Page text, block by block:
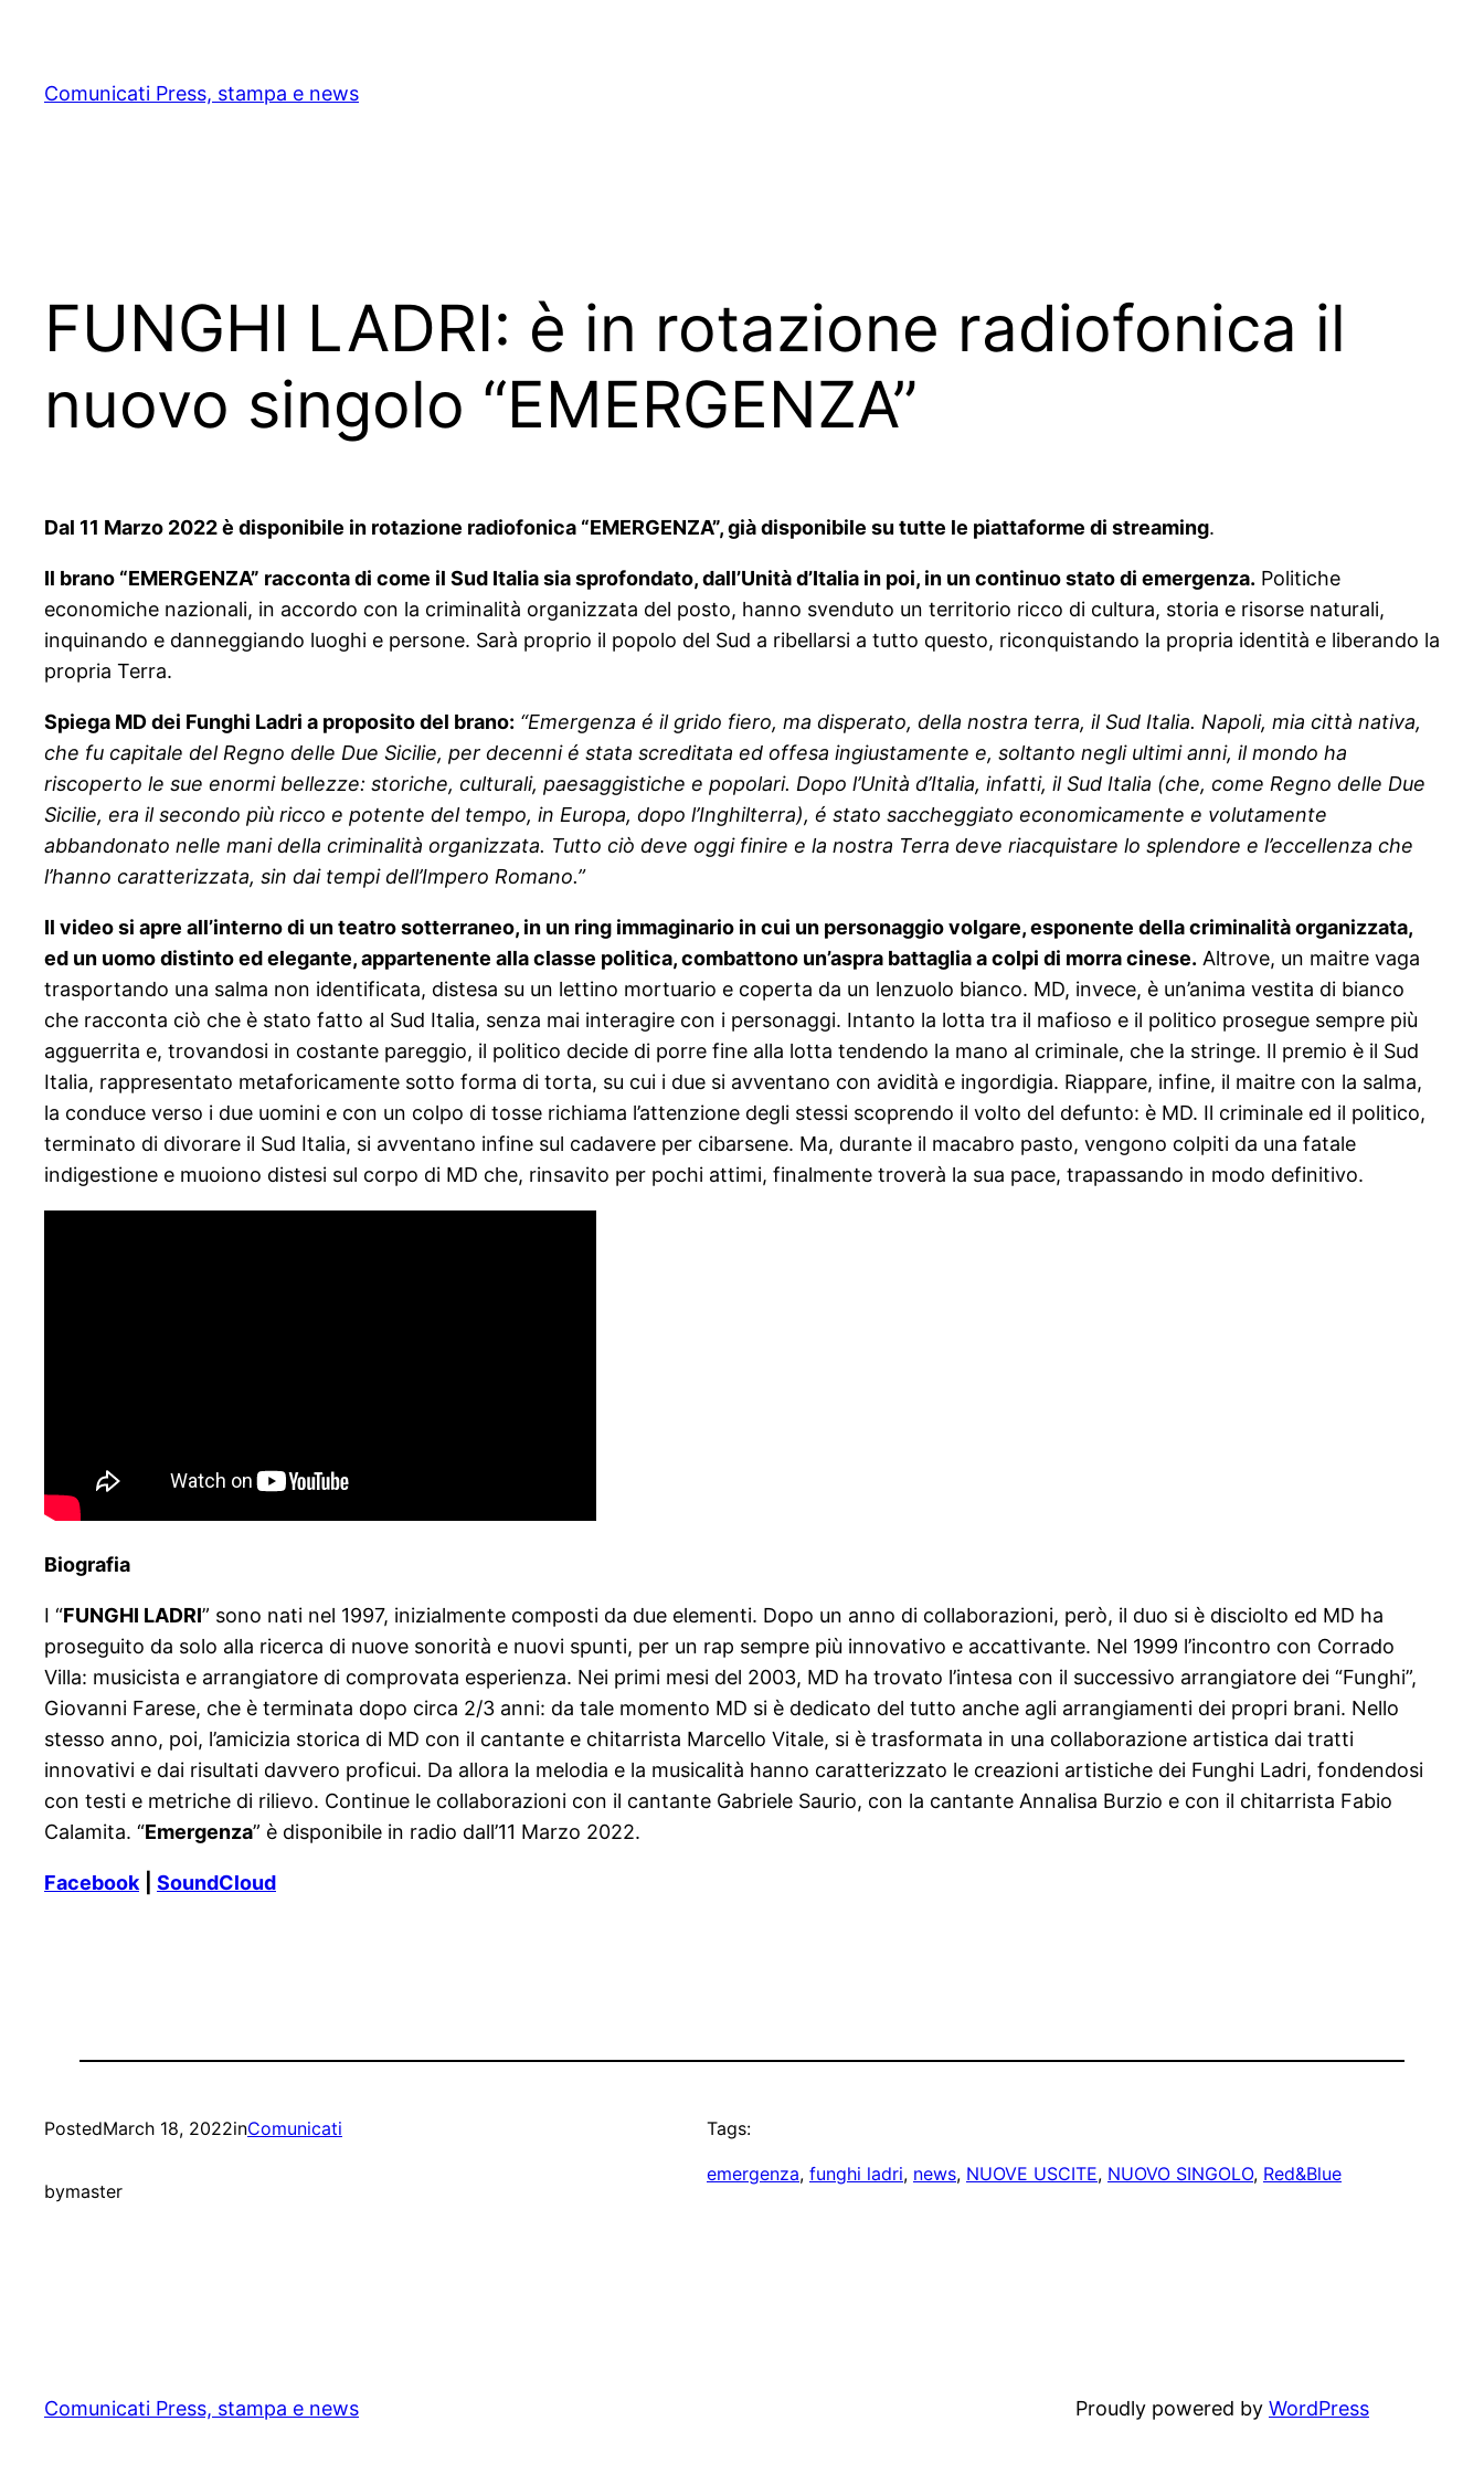
content
Comunicati Press, stampa e news
FUNGHI LADRI: è in rotazione radiofonica il
nuovo singolo “EMERGENZA”
Dal 11 Marzo 2022 è disponibile in rotazione radiofonica “EMERGENZA”, già disponibile su tutte le piattaforme di streaming.
Il brano “EMERGENZA” racconta di come il Sud Italia sia sprofondato, dall’Unità d’Italia in poi, in un continuo stato di emergenza. Politiche
economiche nazionali, in accordo con la criminalità organizzata del posto, hanno svenduto un territorio ricco di cultura, storia e risorse naturali,
inquinando e danneggiando luoghi e persone. Sarà proprio il popolo del Sud a ribellarsi a tutto questo, riconquistando la propria identità e liberando la
propria Terra.
Spiega MD dei Funghi Ladri a proposito del brano: “Emergenza é il grido fiero, ma disperato, della nostra terra, il Sud Italia. Napoli, mia città nativa,
che fu capitale del Regno delle Due Sicilie, per decenni é stata screditata ed offesa ingiustamente e, soltanto negli ultimi anni, il mondo ha
riscoperto le sue enormi bellezze: storiche, culturali, paesaggistiche e popolari. Dopo l’Unità d’Italia, infatti, il Sud Italia (che, come Regno delle Due
Sicilie, era il secondo più ricco e potente del tempo, in Europa, dopo l’Inghilterra), é stato saccheggiato economicamente e volutamente
abbandonato nelle mani della criminalità organizzata. Tutto ciò deve oggi finire e la nostra Terra deve riacquistare lo splendore e l’eccellenza che
l’hanno caratterizzata, sin dai tempi dell’Impero Romano.”
Il video si apre all’interno di un teatro sotterraneo, in un ring immaginario in cui un personaggio volgare, esponente della criminalità organizzata,
ed un uomo distinto ed elegante, appartenente alla classe politica, combattono un’aspra battaglia a colpi di morra cinese. Altrove, un maitre vaga
trasportando una salma non identificata, distesa su un lettino mortuario e coperta da un lenzuolo bianco. MD, invece, è un’anima vestita di bianco
che racconta ciò che è stato fatto al Sud Italia, senza mai interagire con i personaggi. Intanto la lotta tra il mafioso e il politico prosegue sempre più
agguerrita e, trovandosi in costante pareggio, il politico decide di porre fine alla lotta tendendo la mano al criminale, che la stringe. Il premio è il Sud
Italia, rappresentato metaforicamente sotto forma di torta, su cui i due si avventano con avidità e ingordigia. Riappare, infine, il maitre con la salma,
la conduce verso i due uomini e con un colpo di tosse richiama l’attenzione degli stessi scoprendo il volto del defunto: è MD. Il criminale ed il politico,
terminato di divorare il Sud Italia, si avventano infine sul cadavere per cibarsene. Ma, durante il macabro pasto, vengono colpiti da una fatale
indigestione e muoiono distesi sul corpo di MD che, rinsavito per pochi attimi, finalmente troverà la sua pace, trapassando in modo definitivo.
Biografia
I “FUNGHI LADRI” sono nati nel 1997, inizialmente composti da due elementi. Dopo un anno di collaborazioni, però, il duo si è disciolto ed MD ha
proseguito da solo alla ricerca di nuove sonorità e nuovi spunti, per un rap sempre più innovativo e accattivante. Nel 1999 l’incontro con Corrado
Villa: musicista e arrangiatore di comprovata esperienza. Nei primi mesi del 2003, MD ha trovato l’intesa con il successivo arrangiatore dei “Funghi”,
Giovanni Farese, che è terminata dopo circa 2/3 anni: da tale momento MD si è dedicato del tutto anche agli arrangiamenti dei propri brani. Nello
stesso anno, poi, l’amicizia storica di MD con il cantante e chitarrista Marcello Vitale, si è trasformata in una collaborazione artistica dai tratti
innovativi e dai risultati davvero proficui. Da allora la melodia e la musicalità hanno caratterizzato le creazioni artistiche dei Funghi Ladri, fondendosi
con testi e metriche di rilievo. Continue le collaborazioni con il cantante Gabriele Saurio, con la cantante Annalisa Burzio e con il chitarrista Fabio
Calamita. “Emergenza” è disponibile in radio dall’11 Marzo 2022.
Facebook SoundCloud
PostedMarch 18, 2022inComunicati
bymaster
Tags:
emergenza, funghi ladri, news, NUOVE USCITE, NUOVO SINGOLO, Red&Blue
Comunicati Press, stampa e news Proudly powered by WordPress